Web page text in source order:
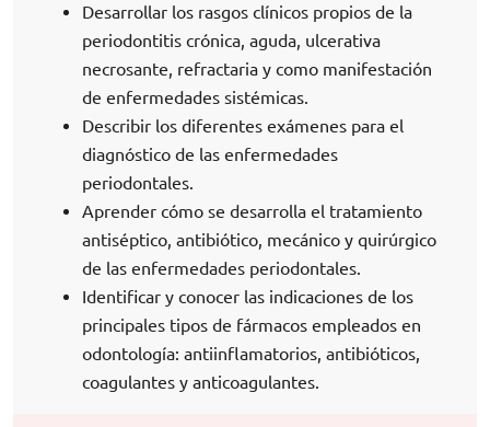
Desarrollar los rasgos clínicos propios de la
periodontitis crónica, aguda, ulcerativa
necrosante, refractaria y como manifestación
de enfermedades sistémicas.
Describir los diferentes exámenes para el
diagnóstico de las enfermedades
periodontales.
Aprender cómo se desarrolla el tratamiento
antiséptico, antibiótico, mecánico y quirúrgico
de las enfermedades periodontales.
Identificar y conocer las indicaciones de los
principales tipos de fármacos empleados en
odontología: antiinflamatorios, antibióticos,
coagulantes y anticoagulantes.